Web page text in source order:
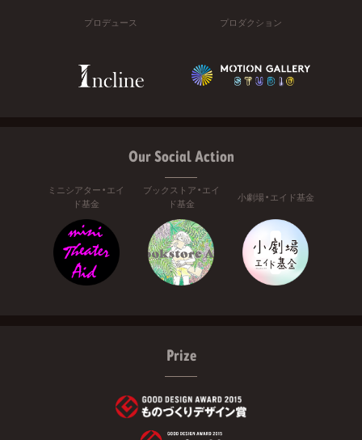
プロデュース プロダクション
Our Social Action
ミニシアター・エイ
ド基金
ブックストア・エイ
ド基金
小劇場・エイド基金
Prize